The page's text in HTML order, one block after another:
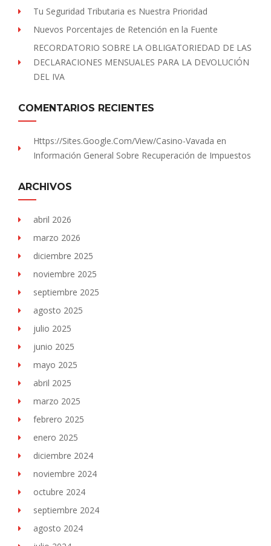
Tu Seguridad Tributaria es Nuestra Prioridad
Nuevos Porcentajes de Retención en la Fuente
RECORDATORIO SOBRE LA OBLIGATORIEDAD DE LAS
DECLARACIONES MENSUALES PARA LA DEVOLUCIÓN
DEL IVA
COMENTARIOS RECIENTES
Https://sites.Google.com/view/Casino-Vavada en
Información General Sobre Recuperación de Impuestos
ARCHIVOS
abril 2026
marzo 2026
diciembre 2025
noviembre 2025
septiembre 2025
agosto 2025
julio 2025
junio 2025
mayo 2025
abril 2025
marzo 2025
febrero 2025
enero 2025
diciembre 2024
noviembre 2024
octubre 2024
septiembre 2024
agosto 2024